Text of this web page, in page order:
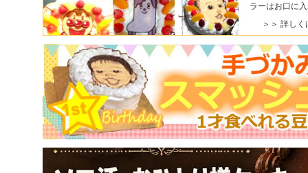
ラーはお口に
＞＞ 詳しく